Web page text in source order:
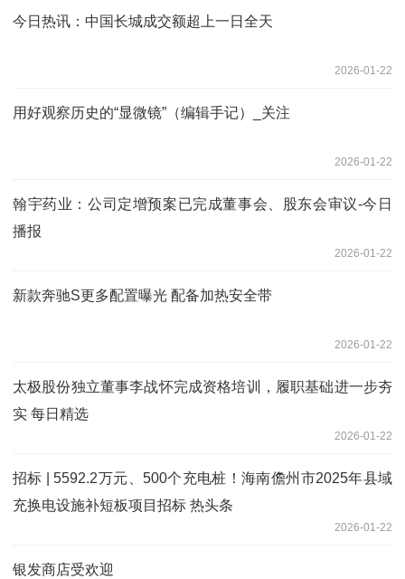
今日热讯：中国长城成交额超上一日全天
2026-01-22
用好观察历史的“显微镜”（编辑手记）_关注
2026-01-22
翰宇药业：公司定增预案已完成董事会、股东会审议-今日
播报
2026-01-22
新款奔驰S更多配置曝光 配备加热安全带
2026-01-22
太极股份独立董事李战怀完成资格培训，履职基础进一步夯
实 每日精选
2026-01-22
招标 | 5592.2万元、500个充电桩！海南儋州市2025年县域
充换电设施补短板项目招标 热头条
2026-01-22
银发商店受欢迎